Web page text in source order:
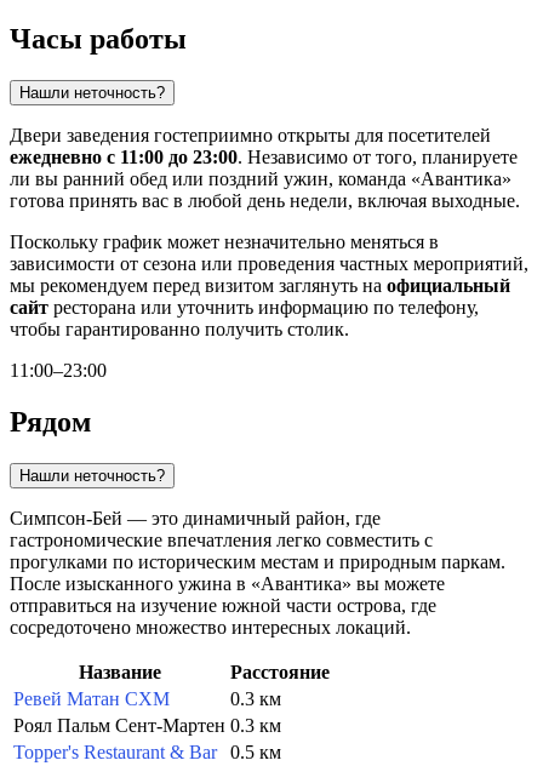
Часы работы
Нашли неточность?
Двери заведения гостеприимно открыты для посетителей
ежедневно с 11:00 до 23:00. Независимо от того, планируете
ли вы ранний обед или поздний ужин, команда «Авантика»
готова принять вас в любой день недели, включая выходные.
Поскольку график может незначительно меняться в
зависимости от сезона или проведения частных мероприятий,
мы рекомендуем перед визитом заглянуть на официальный
сайт ресторана или уточнить информацию по телефону,
чтобы гарантированно получить столик.
11:00–23:00
Рядом
Нашли неточность?
Симпсон-Бей — это динамичный район, где
гастрономические впечатления легко совместить с
прогулками по историческим местам и природным паркам.
После изысканного ужина в «Авантика» вы можете
отправиться на изучение южной части острова, где
сосредоточено множество интересных локаций.
Название
Расстояние
Ревей Матан СХМ
0.3 км
Роял Пальм Сент-Мартен 0.3 км
Topper's Restaurant & Bar
0.5 км